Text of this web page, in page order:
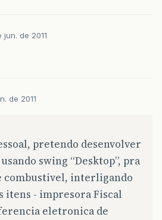
jun. de 2011
de 2011
pretendo desenvolver
swing “Desktop”, pra
combustivel, interligando
itens - impresora Fiscal
eletronica de